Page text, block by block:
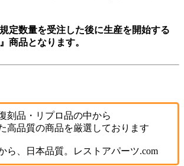
定数量を受注した後に生産を開始する
商品となります。
刻品・リプロ品の中から
高品質の商品を厳選しております
ら、日本品質。レストアパーツ.com